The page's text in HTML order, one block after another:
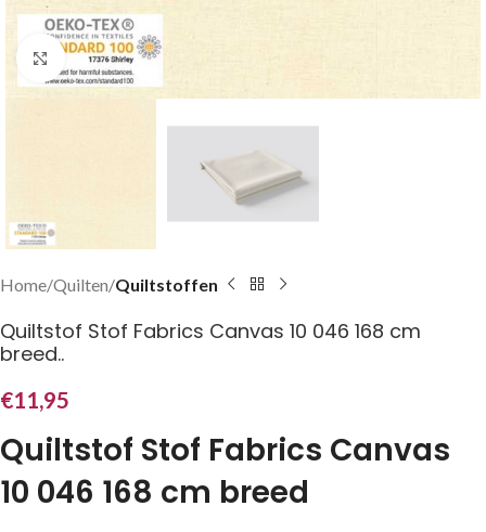
Klik om te vergroten
Home Quilten Quiltstoffen
Quiltstof Stof Fabrics Canvas 10 046 168 cm
breed..
€11,95
Quiltstof Stof Fabrics Canvas
10 046 168 cm breed